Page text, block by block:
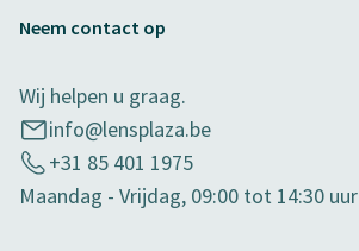
Neem contact op
Wij helpen u graag.
info@lensplaza.be
+31 85 401 1975
Maandag - Vrijdag, 09:00 tot 14:30 uur